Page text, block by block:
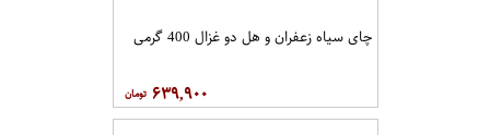
چای سیاه زعفران و هل دو غزال 400 گرمی
۶۳۹,۹۰۰